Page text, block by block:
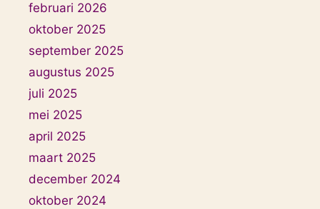
februari 2026
oktober 2025
september 2025
augustus 2025
juli 2025
mei 2025
april 2025
maart 2025
december 2024
oktober 2024